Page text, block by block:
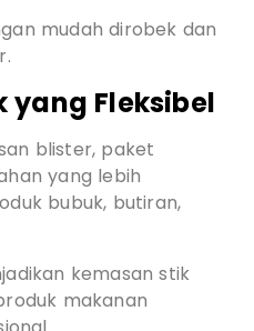
mudah dirobek dan
yang Fleksibel
blister, paket
yang lebih
bubuk, butiran,
kemasan stik
makanan